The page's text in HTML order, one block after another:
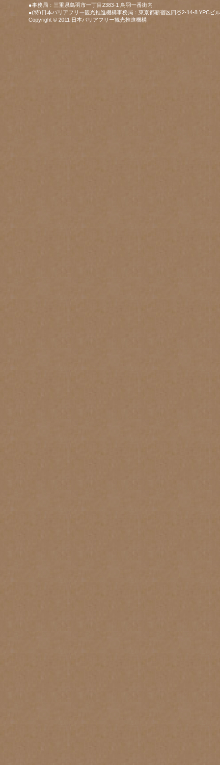
●事務局：三重県鳥羽市一丁目2383-1 鳥羽一番街内
●(特)日本バリアフリー観光推進機構事務局：東京都新宿区四谷2-14-8 YPCビ
Copyright © 2011 日本バリアフリー観光推進機構